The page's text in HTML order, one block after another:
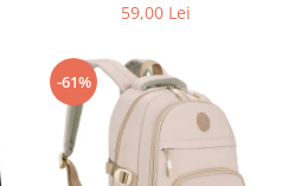
59,00 Lei
-61%